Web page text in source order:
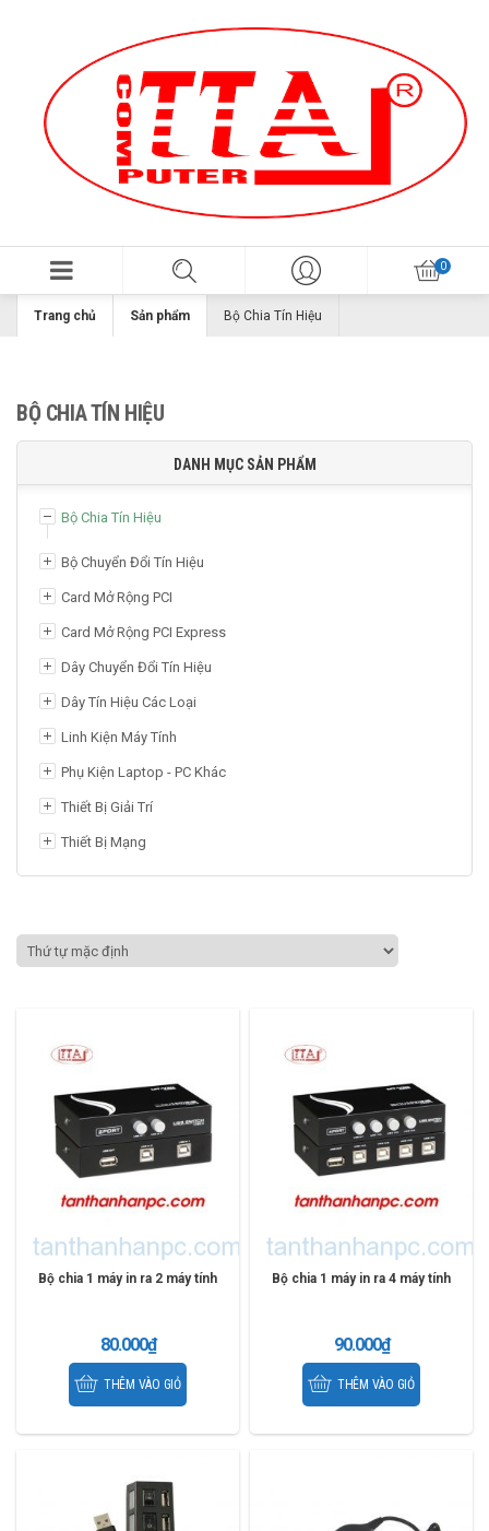
Trang chủ Sản phẩm Bộ Chia Tín Hiệu
BỘ CHIA TÍN HIỆU
DANH MỤC SẢN PHẨM
Bộ Chia Tín Hiệu
Bộ Chuyển Đổi Tín Hiệu
Card Mở Rộng PCI
Card Mở Rộng PCI Express
Dây Chuyển Đổi Tín Hiệu
Dây Tín Hiệu Các Loại
Linh Kiện Máy Tính
Phụ Kiện Laptop - PC Khác
Thiết Bị Giải Trí
Thiết Bị Mạng
Bộ chia 1 máy in ra 2 máy tính
80.000₫
THÊM VÀO GIỎ
Bộ chia 1 máy in ra 4 máy tính
90.000₫
THÊM VÀO GIỎ